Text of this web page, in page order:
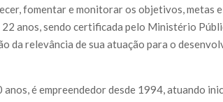
fomentar e monitorar os objetivos, metas
anos, sendo certificada pelo Ministério
da relevância de sua atuação para o
é empreendedor desde 1994, atuando